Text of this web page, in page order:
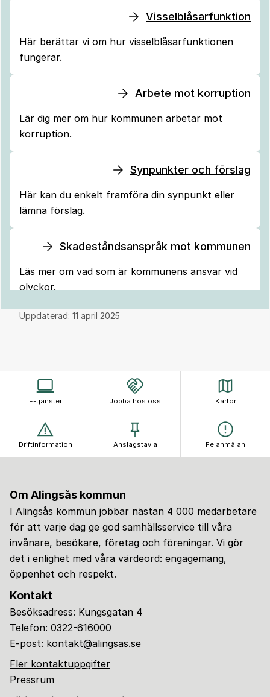
Visselblåsarfunktion
Här berättar vi om hur visselblåsarfunktionen
fungerar.
Arbete mot korruption
Lär dig mer om hur kommunen arbetar mot
korruption.
Synpunkter och förslag
Här kan du enkelt framföra din synpunkt eller
lämna förslag.
Skadeståndsanspråk mot kommunen
Läs mer om vad som är kommunens ansvar vid
olyckor.
Uppdaterad: 11 april 2025
E-tjänster Jobba hos oss Kartor
Driftinformation Anslagstavla Felanmälan
Om Alingsås kommun
I Alingsås kommun jobbar nästan 4 000 medarbetare
för att varje dag ge god samhällsservice till våra
invånare, besökare, företag och föreningar. Vi gör
det i enlighet med våra värdeord: engagemang,
öppenhet och respekt.
Kontakt
Besöksadress: Kungsgatan 4
Telefon: 0322-616000
E-post: kontakt@alingsas.se
Fler kontaktuppgifter
Pressrum